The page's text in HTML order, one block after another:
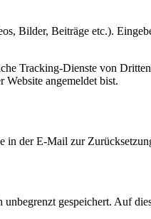
Bilder, Beiträge etc.).
Tracking-Dienste von
angemeldet bist.
in der E-Mail zur
gespeichert. Auf